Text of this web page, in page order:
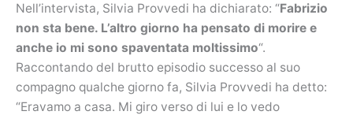
Nell’intervista, Silvia Provvedi ha dichiarato: “Fabrizio
non sta bene. L’altro giorno ha pensato di morire e
anche io mi sono spaventata moltissimo“.
Raccontando del brutto episodio successo al suo
compagno qualche giorno fa, Silvia Provvedi ha detto:
“Eravamo a casa. Mi giro verso di lui e lo vedo